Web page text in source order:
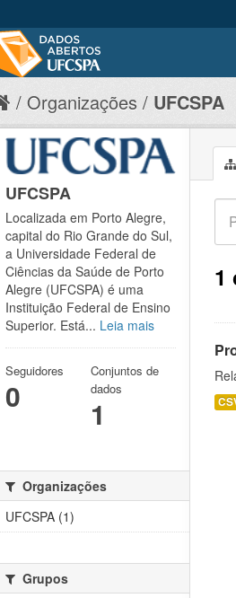
Organizações UFCSPA
1
UFCSPA
Localizada em Porto Alegre,
capital do Rio Grande do Sul,
a Universidade Federal de
Ciências da Saúde de Porto
Alegre (UFCSPA) é uma
Instituição Federal de Ensino
Superior. Está... Leia mais
Seguidores
0
Conjuntos de
dados
1
Organizações
UFCSPA (1)
Grupos